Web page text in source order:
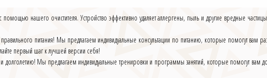
помощью нашего очистителя. Устройство эффективно удаляет аллергены, пыль и другие вредные
правильного питания! Мы предлагаем индивидуальные консультации по питанию, которые помогут
первый шаг к лучшей версии себя!
долголетию! Мы предлагаем индивидуальные тренировки и программы занятий, которые помогут вам